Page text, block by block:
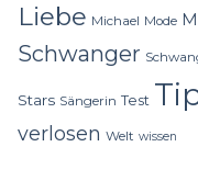
Liebe Michael Mode
Schwanger
Stars Sängerin Test
verlosen Welt wissen